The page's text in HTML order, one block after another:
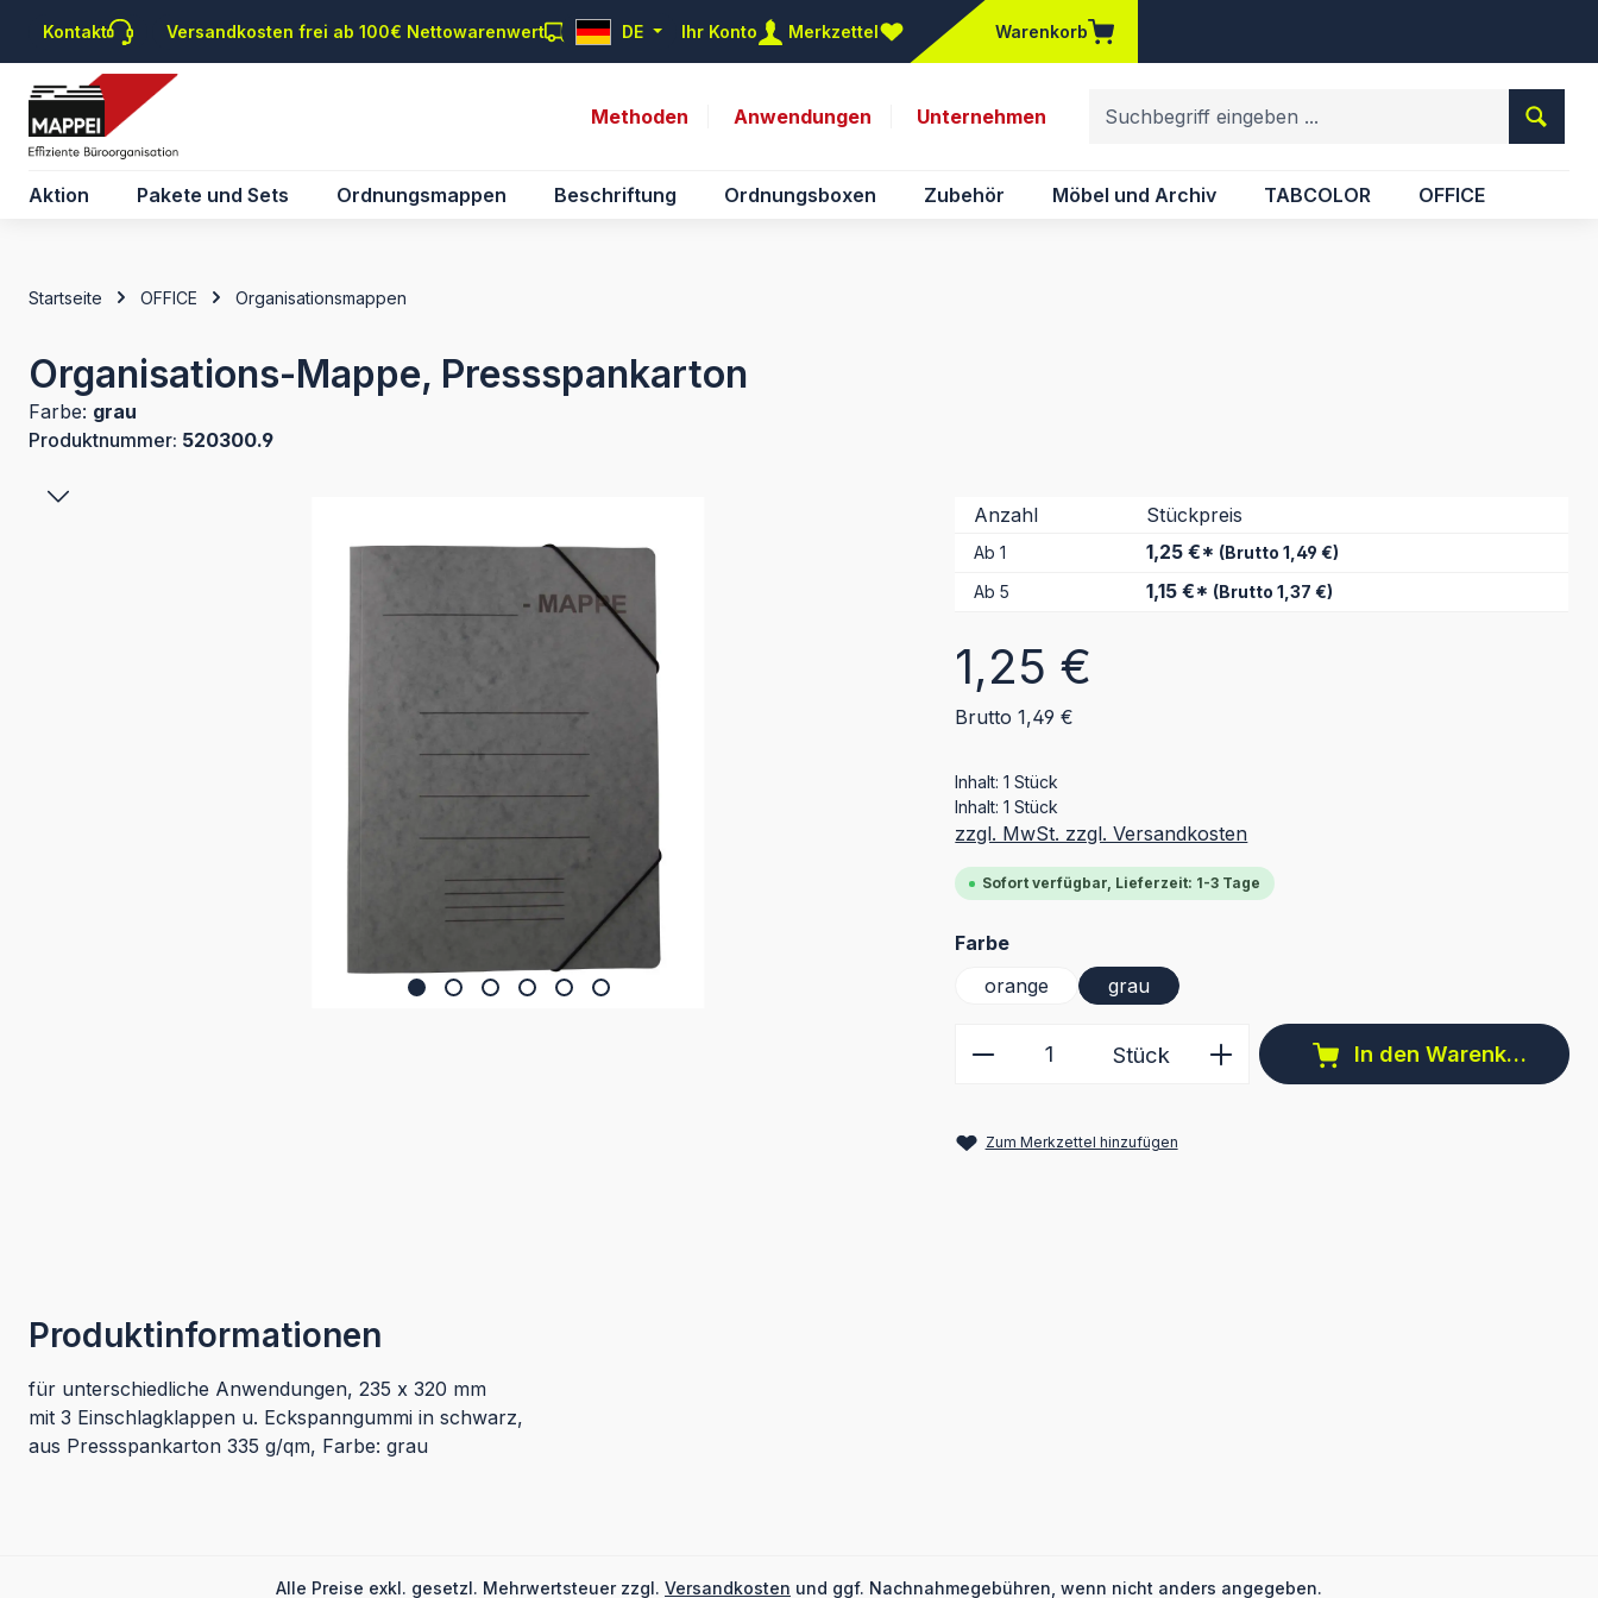
Hauptinhalt springen
Zur Suche springen
Zur Hauptnavigation springen
Kontakt Versandkosten frei ab 100€ Nettowarenwert DE Ihr Konto Merkzettel
Du hast 0 Produkte auf dem Merkzettel
Warenkorb
Methoden Anwendungen Unternehmen
Aktion Pakete und Sets Ordnungsmappen Beschriftung Ordnungsboxen Zubehör Möbel und Archiv TABCOLOR OFFICE
Startseite OFFICE Organisationsmappen
Organisations-Mappe, Pressspankarton
Farbe: grau
Produktnummer: 520300.9
Bildergalerie überspringen Anzahl Stückpreis
Ab1 1,25 €* (Brutto 1,49 €)
Ab5 1,15 €* (Brutto 1,37 €)
Regulärer Preis:
1,25 €
Brutto 1,49 €
Inhalt:1 Stück
Inhalt:1 Stück
zzgl. MwSt. zzgl. Versandkosten
Sofort verfügbar, Lieferzeit: 1-3 Tage
Farbeauswählen
orange
grau
Produkt Anzahl: Gib den gewünschten Wert
Stück In den Warenkorb
Zum Merkzettel hinzufügen
Produktinformationen
für unterschiedliche Anwendungen, 235 x 320 mm
mit 3 Einschlagklappen u. Eckspanngummi in schwarz,
aus Pressspankarton 335 g/qm, Farbe: grau
Alle Preise exkl. gesetzl. Mehrwertsteuer zzgl. Versandkosten und ggf. Nachnahmegebühren, wenn nicht anders angegeben.